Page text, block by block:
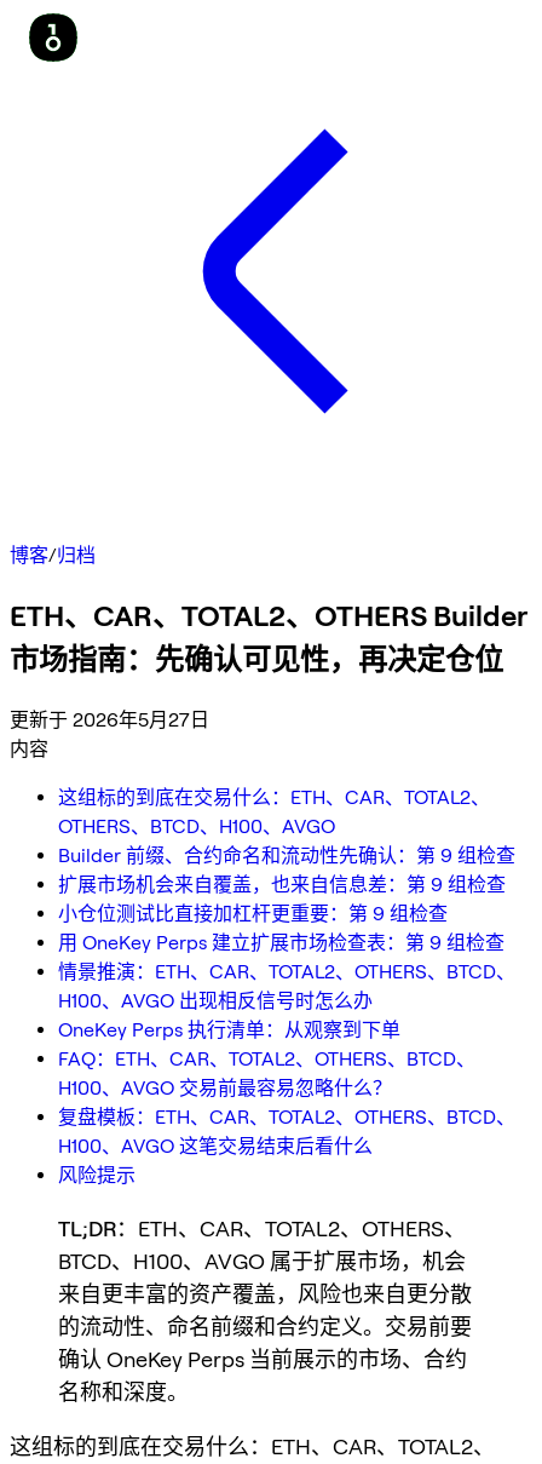
博客/归档
ETH、CAR、TOTAL2、OTHERS Builder
市场指南：先确认可见性，再决定仓位
更新于 2026年5月27日
内容
这组标的到底在交易什么：ETH、CAR、TOTAL2、
OTHERS、BTCD、H100、AVGO
Builder 前缀、合约命名和流动性先确认：第 9 组检查
扩展市场机会来自覆盖，也来自信息差：第 9 组检查
小仓位测试比直接加杠杆更重要：第 9 组检查
用 OneKey Perps 建立扩展市场检查表：第 9 组检查
情景推演：ETH、CAR、TOTAL2、OTHERS、BTCD、
H100、AVGO 出现相反信号时怎么办
OneKey Perps 执行清单：从观察到下单
FAQ：ETH、CAR、TOTAL2、OTHERS、BTCD、
H100、AVGO 交易前最容易忽略什么？
复盘模板：ETH、CAR、TOTAL2、OTHERS、BTCD、
H100、AVGO 这笔交易结束后看什么
风险提示
TL;DR：ETH、CAR、TOTAL2、OTHERS、
BTCD、H100、AVGO 属于扩展市场，机会
来自更丰富的资产覆盖，风险也来自更分散
的流动性、命名前缀和合约定义。交易前要
确认 OneKey Perps 当前展示的市场、合约
名称和深度。
这组标的到底在交易什么：ETH、CAR、TOTAL2、